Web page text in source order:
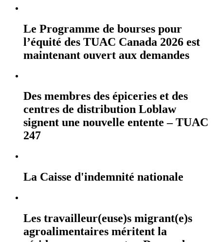
Le Programme de bourses pour
l’équité des TUAC Canada 2026 est
maintenant ouvert aux demandes
Des membres des épiceries et des
centres de distribution Loblaw
signent une nouvelle entente – TUAC
247
La Caisse d'indemnité nationale
Les travailleur(euse)s migrant(e)s
agroalimentaires méritent la